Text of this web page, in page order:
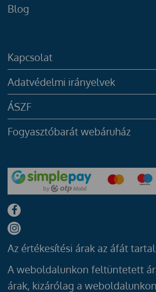
Blog
Kapcsolat
Adatvédelmi irányelvek
ÁSZF
Fogyasztóbarát webáruház
Az értékesítési árak az áfát
A weboldalunkon feltüntetett
árak, kizárólag a